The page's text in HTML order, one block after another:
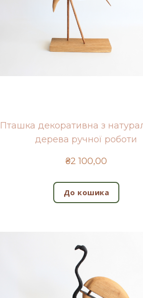
Пташка декоративна з
дерева ручної роботи
₴2 100,00
До кошика